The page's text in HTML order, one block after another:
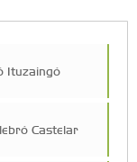
Ituzaingó
Castelar